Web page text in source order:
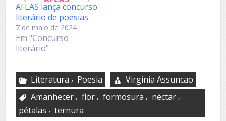
AFLAS lança concurso
literário de poesias
7 de maio de 2024
Em "Concurso
literário"
Literatura , Poesia
Virginia Assuncao
Amanhecer , flor , formosura , néctar ,
pétalas , ternura